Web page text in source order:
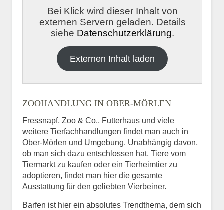
Bei Klick wird dieser Inhalt von
externen Servern geladen. Details
siehe Datenschutzerklärung.
Externen Inhalt laden
ZOOHANDLUNG IN OBER-MÖRLEN
Fressnapf, Zoo & Co., Futterhaus und viele
weitere Tierfachhandlungen findet man auch in
Ober-Mörlen und Umgebung. Unabhängig davon,
ob man sich dazu entschlossen hat, Tiere vom
Tiermarkt zu kaufen oder ein Tierheimtier zu
adoptieren, findet man hier die gesamte
Ausstattung für den geliebten Vierbeiner.
Barfen ist hier ein absolutes Trendthema, dem sich